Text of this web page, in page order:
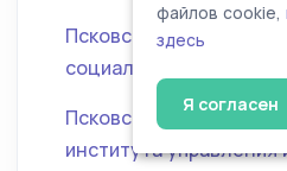
Псковский филиал
социальной академии
Псковский филиал
института управления
файлов cookie,
здесь
Я согласен